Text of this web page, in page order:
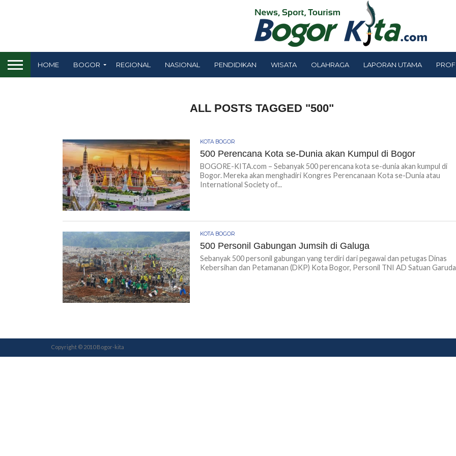
HOME BOGOR REGIONAL NASIONAL PENDIDIKAN WISATA OLAHRAGA LAPORAN UTAMA
ALL POSTS TAGGED "500"
KOTA BOGOR
500 Perencana Kota se-Dunia akan Kumpul di Bogor
BOGORE-KITA.com – Sebanyak 500 perencana kota se-dunia akan kumpul di
Bogor. Mereka akan menghadiri Kongres Perencanaan Kota se-Dunia atau
International Society of...
KOTA BOGOR
500 Personil Gabungan Jumsih di Galuga
Sebanyak 500 personil gabungan yang terdiri dari pegawai dan petugas Dinas
Kebersihan dan Petamanan (DKP) Kota Bogor, Personil TNI AD Satuan
Copyright © 2010 Bogor-kita